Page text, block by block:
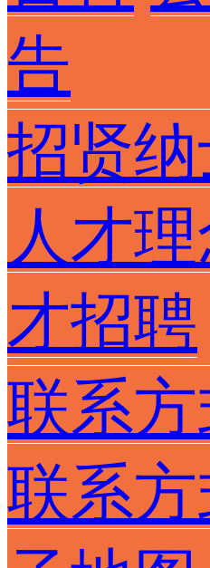
告
招贤纳
人才
才招聘
联系方
联系方